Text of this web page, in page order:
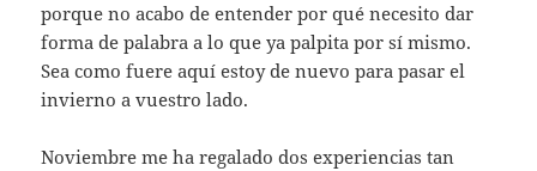
porque no acabo de entender por qué necesito dar
forma de palabra a lo que ya palpita por sí mismo.
Sea como fuere aquí estoy de nuevo para pasar el
invierno a vuestro lado.
Noviembre me ha regalado dos experiencias tan